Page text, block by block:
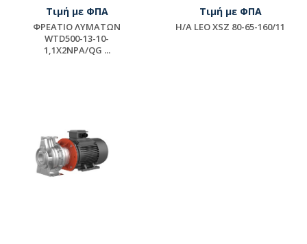
Τιμή με ΦΠΑ
ΦΡΕΑΤΙΟ ΛΥΜΑΤΩΝ
WTD500-13-10-
1,1X2NPA/QG ...
Τιμή με ΦΠΑ
H/A LEO XSZ 80-65-160/11